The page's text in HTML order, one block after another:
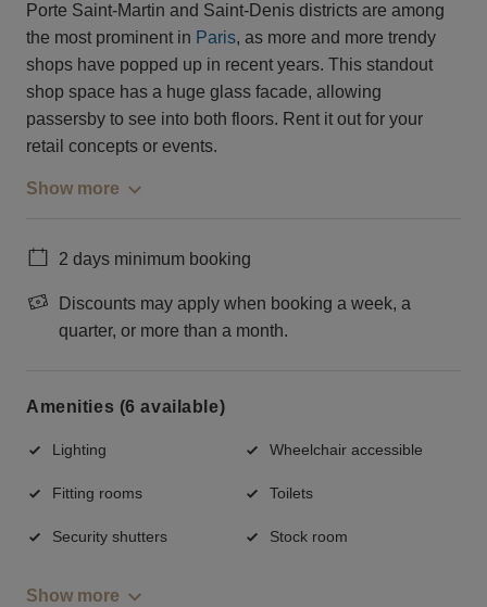
Porte Saint-Martin and Saint-Denis districts are among
the most prominent in Paris, as more and more trendy
shops have popped up in recent years. This standout
shop space has a huge glass facade, allowing
passersby to see into both floors. Rent it out for your
retail concepts or events.
Show more
2 days minimum booking
Discounts may apply when booking a week, a
quarter, or more than a month.
Amenities (6 available)
Lighting Wheelchair accessible
Fitting rooms Toilets
Security shutters Stock room
Show more